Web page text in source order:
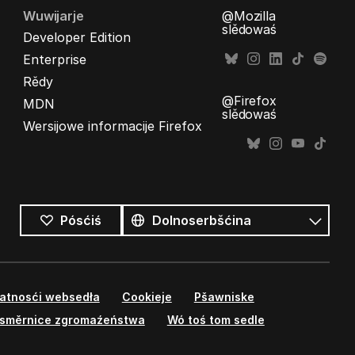
Wuwijarje
Developer Edition
Enterprise
Rědy
MDN
Wersijowe informacije Firefox
@Mozilla
slědowaś
@Firefox
slědowaś
Pósćiś
rěcy
Rěc
websedła Cookieje
Pšawniske
zgromaźeństwa
Wó toś tom sedle